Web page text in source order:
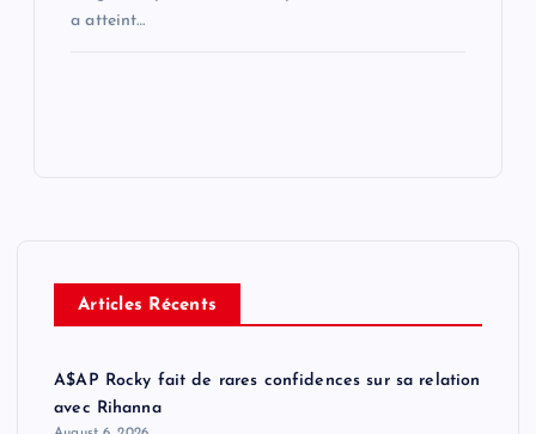
a atteint…
Articles Récents
A$AP Rocky fait de rares confidences sur sa relation
avec Rihanna